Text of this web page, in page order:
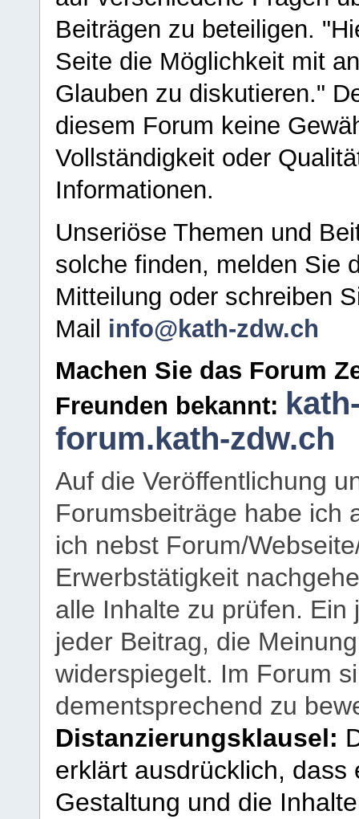
Beiträgen zu beteiligen.
Seite die Möglichkeit mit
Glauben zu diskutieren."
diesem Forum keine
Vollständigkeit oder
Informationen.
Unseriöse Themen und
solche finden, melden Sie
Mitteilung oder schreiben
Mail info@kath-zdw.ch
Machen Sie das Forum
Freunden bekannt:
forum.kath-zdw.ch
Auf die Veröffentlichung
Forumsbeiträge habe ich
ich nebst Forum/
Erwerbstätigkeit
alle Inhalte zu prüfen.
jeder Beitrag, die
widerspiegelt. Im Forum
dementsprechend zu
Distanzierungsklausel:
erklärt ausdrücklich,
Gestaltung und die